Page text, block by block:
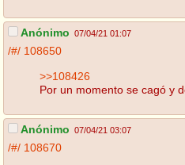
Anónimo 07/04/21 01:07
/#/ 108650
>>108426
Por un momento se cagó y
Anónimo 07/04/21 03:07
/#/ 108670